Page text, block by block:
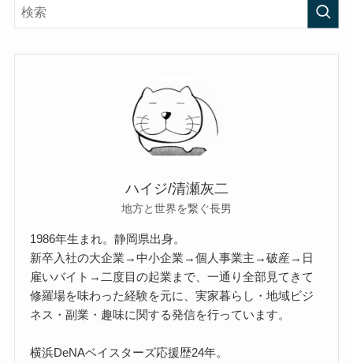
ハイジ/清瀬灰二
地方と世界を繋ぐ長男
1986年生まれ。静岡県出身。
新卒入社の大企業→中小企業→個人事業主→破産→日
雇いバイト→二度目の起業まで、一通り全部見てきて
修羅場を味わった経験を元に、実家暮らし・地域ビジ
ネス・副業・趣味に関する発信を行っています。
横浜DeNAベイスターズ応援歴24年。